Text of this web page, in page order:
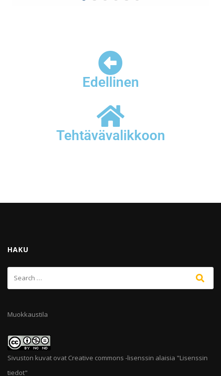
Edellinen
Tehtävävalikkoon
HAKU
Muokkaustila
Sivuston kuvat ovat Creative commons -lisenssin alaisia "Lisenssin
tiedot"